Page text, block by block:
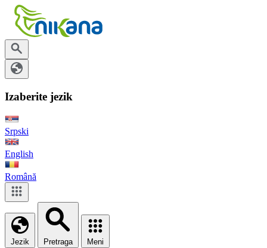
Izaberite jezik
Srpski
English
Română
Jezik Pretraga Meni